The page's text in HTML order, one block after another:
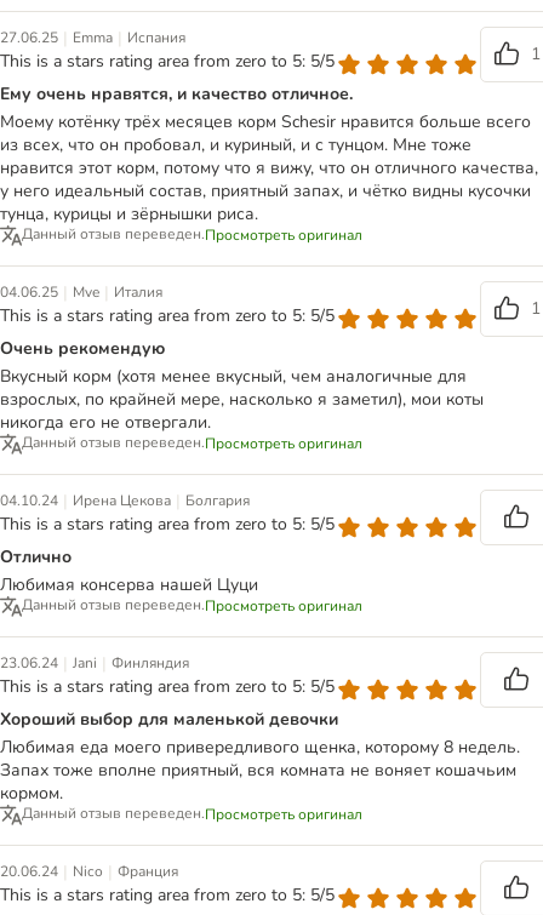
27.06.25 | Emma | Испания
This is a stars rating area from zero to 5: 5/5
1
Ему очень нравятся, и качество отличное.
Моему котёнку трёх месяцев корм Schesir нравится больше всего
из всех, что он пробовал, и куриный, и с тунцом. Мне тоже
нравится этот корм, потому что я вижу, что он отличного качества,
у него идеальный состав, приятный запах, и чётко видны кусочки
тунца, курицы и зёрнышки риса.
Данный отзыв переведен.Просмотреть оригинал
04.06.25 | Mve | Италия
This is a stars rating area from zero to 5: 5/5
1
Очень рекомендую
Вкусный корм (хотя менее вкусный, чем аналогичные для
взрослых, по крайней мере, насколько я заметил), мои коты
никогда его не отвергали.
Данный отзыв переведен.Просмотреть оригинал
04.10.24 | Ирена Цекова | Болгария
This is a stars rating area from zero to 5: 5/5
Отлично
Любимая консерва нашей Цуци
Данный отзыв переведен.Просмотреть оригинал
23.06.24 | Jani | Финляндия
This is a stars rating area from zero to 5: 5/5
Хороший выбор для маленькой девочки
Любимая еда моего привередливого щенка, которому 8 недель.
Запах тоже вполне приятный, вся комната не воняет кошачьим
кормом.
Данный отзыв переведен.Просмотреть оригинал
20.06.24 | Nico | Франция
This is a stars rating area from zero to 5: 5/5